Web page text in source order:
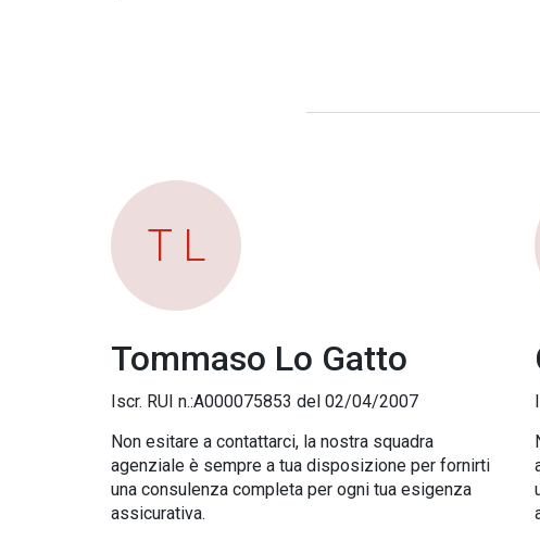
T L
Tommaso Lo Gatto
Iscr. RUI n.:A000075853 del 02/04/2007
Non esitare a contattarci, la nostra squadra
agenziale è sempre a tua disposizione per fornirti
una consulenza completa per ogni tua esigenza
assicurativa.